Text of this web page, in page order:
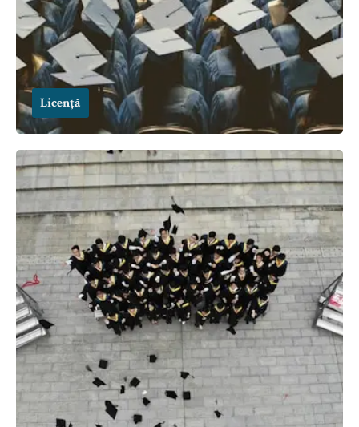
Licență